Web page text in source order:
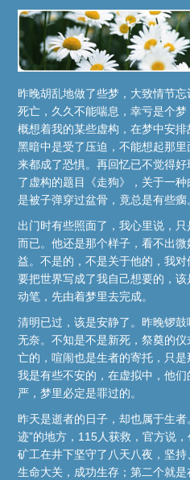
昨晚胡乱地做了些梦，大致情节
死亡，久久不能喘息，幸亏是个
概想着我的某些虚构，在梦中安排
黑暗中是受了压迫，不能想起那
来都成了恐惧。再回忆已不觉得
了虚构的题目《走狗》，关于一
是被子弹穿过盆骨，竟总是有些瘸
出门时有些照面了，我心里说，
而已。他还是那个样子，看不出
益。不是的，不是关于他的，我
要把世界写成了我自己想要的，
动笔，先由着梦里去完成。
清明已过，该是安静了。昨晚锣鼓
无奈。不知是不是新死，祭奠的
亡的，喧闹也是生者的寄托，只是
我是有些不安的，在虚拟中，他
严，梦里必定是罪过的。
昨天是逝者的日子，却也属于生
迹”的地方，115人获救，官方说
矿工在井下坚守了八天八夜，坚
生命大关，成功生存；第二个就